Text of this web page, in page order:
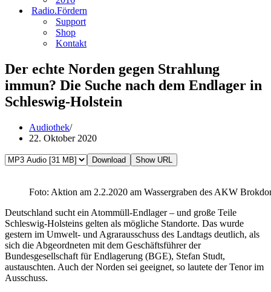
Radio.Fördern
Support
Shop
Kontakt
Der echte Norden gegen Strahlung
immun? Die Suche nach dem Endlager in
Schleswig-Holstein
Audiothek
22. Oktober 2020
Download Show URL
Foto: Aktion am 2.2.2020 am Wassergraben des AKW
Deutschland sucht ein Atommüll-Endlager – und große Teile
Schleswig-Holsteins gelten als mögliche Standorte. Das wurde
gestern im Umwelt- und Agrarausschuss des Landtags deutlich, als
sich die Abgeordneten mit dem Geschäftsführer der
Bundesgesellschaft für Endlagerung (BGE), Stefan Studt,
austauschten. Auch der Norden sei geeignet, so lautete der Tenor im
Ausschuss.